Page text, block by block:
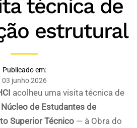
técnica de
estrutural
Publicado em:
03 junho 2026
acolheu uma visita técnica de
de Estudantes de
Superior Técnico — à Obra do